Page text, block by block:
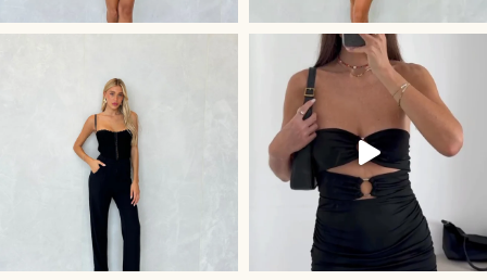
חליפת ״קים״ שלנו - שהיא השלמ